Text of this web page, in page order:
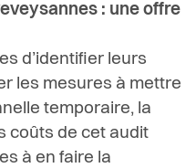
: une offre
d’identifier leurs
les mesures à mettre
temporaire, la
coûts de cet audit
à en faire la